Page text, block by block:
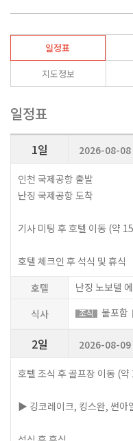
일정표
지도정보
일정표
1일 2026-08-08
인천 국제공항 출발
난징 국제공항 도착
기사 미팅 후 호텔 이동 (약
호텔 체크인 후 석식 및 휴식
호텔
난징 노보텔
식사
조식 불포함
2일 2026-08-09
호텔 조식 후 골프장 이동 (
▶ 깅코레이크, 킹스완, 썬아